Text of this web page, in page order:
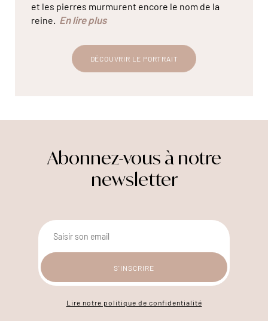
et les pierres murmurent encore le nom de la
reine. En lire plus
DÉCOUVRIR LE PORTRAIT
Abonnez-vous à notre
newsletter
Lire notre politique de confidentialité